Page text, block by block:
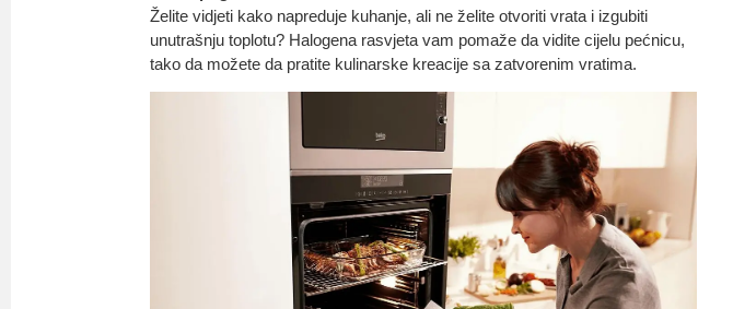
Želite vidjeti kako napreduje kuhanje, ali ne želite otvoriti vrata i izgubiti
unutrašnju toplotu? Halogena rasvjeta vam pomaže da vidite cijelu pećnicu,
tako da možete da pratite kulinarske kreacije sa zatvorenim vratima.